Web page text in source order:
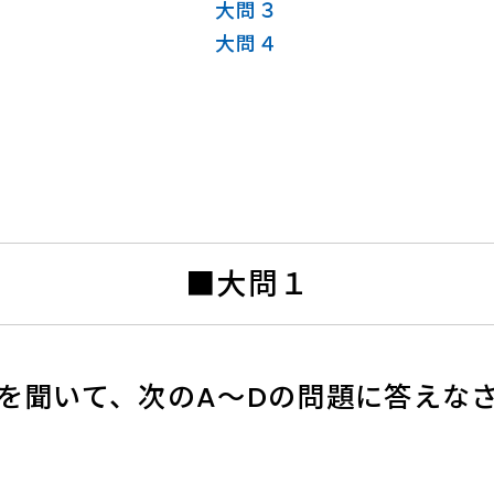
大問３
大問４
■大問１
聞いて、次のA～Dの問題に答えな